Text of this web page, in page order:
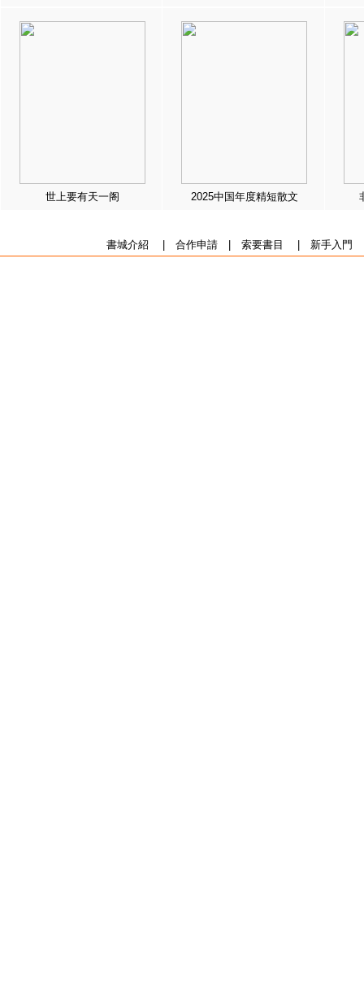
世上要有天一阁 2025中国年度精短散文
書城介紹 合作申請| 索要書目 新手入門